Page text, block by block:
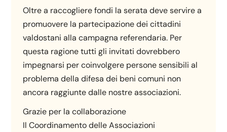
Oltre a raccogliere fondi la serata deve servire a
promuovere la partecipazione dei cittadini
valdostani alla campagna referendaria. Per
questa ragione tutti gli invitati dovrebbero
impegnarsi per coinvolgere persone sensibili al
problema della difesa dei beni comuni non
ancora raggiunte dalle nostre associazioni.
Grazie per la collaborazione
Il Coordinamento delle Associazioni